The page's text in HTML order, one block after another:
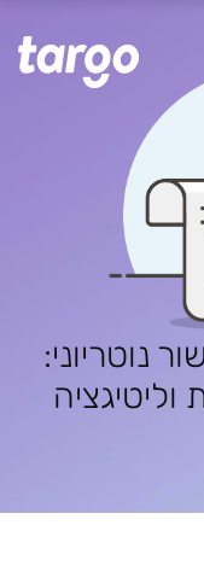
נוטריוני: